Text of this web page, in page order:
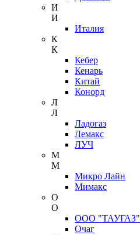
И
И
Италия
К
К
Кебер
Кенарь
Китай
Конорд
Л
Л
Ладогаз
Лемакс
ЛУЧ
М
М
Микро Лайн
Мимакс
О
О
ООО "ТАУГАЗ"
Очаг